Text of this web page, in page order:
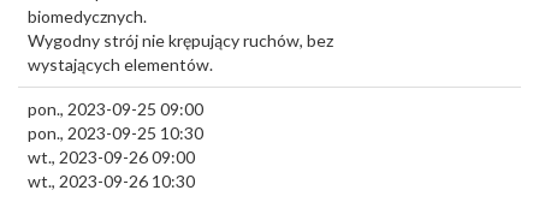
biomedycznych.
Wygodny strój nie krępujący ruchów, bez
wystających elementów.
pon., 2023-09-25 09:00
pon., 2023-09-25 10:30
wt., 2023-09-26 09:00
wt., 2023-09-26 10:30